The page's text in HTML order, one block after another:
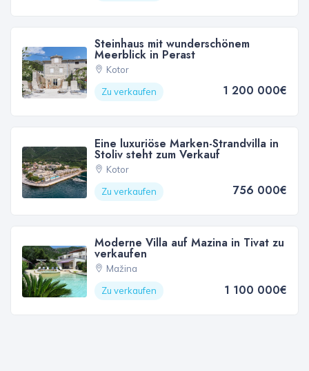
Steinhaus mit wunderschönem
Meerblick in Perast
Kotor
Zu verkaufen
1 200 000€
Eine luxuriöse Marken-Strandvilla in
Stoliv steht zum Verkauf
Kotor
Zu verkaufen
756 000€
Moderne Villa auf Mazina in Tivat zu
verkaufen
Mažina
Zu verkaufen
1 100 000€